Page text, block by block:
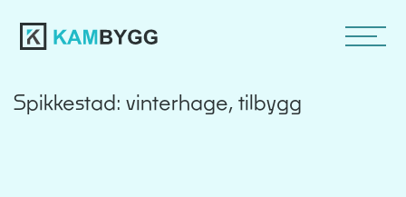
Spikkestad: vinterhage, tilbygg